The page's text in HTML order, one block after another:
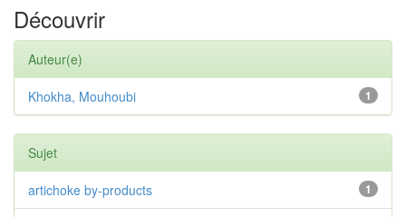
Découvrir
Auteur(e)
1
Khokha, Mouhoubi
Sujet
1
artichoke by-products